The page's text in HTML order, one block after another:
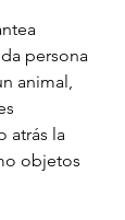
persona
animal,
atrás la
objetos